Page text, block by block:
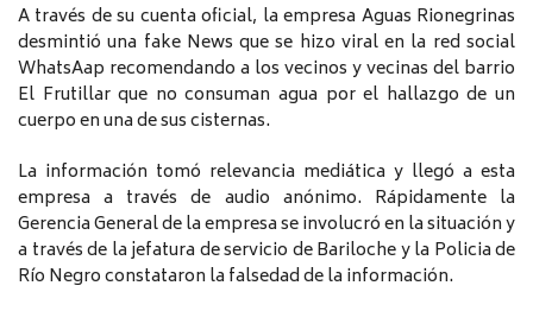
A través de su cuenta oficial, la empresa Aguas Rionegrinas
desmintió una fake News que se hizo viral en la red social
WhatsAap recomendando a los vecinos y vecinas del barrio
El Frutillar que no consuman agua por el hallazgo de un
cuerpo en una de sus cisternas.
La información tomó relevancia mediática y llegó a esta
empresa a través de audio anónimo. Rápidamente la
Gerencia General de la empresa se involucró en la situación y
a través de la jefatura de servicio de Bariloche y la Policia de
Río Negro constataron la falsedad de la información.